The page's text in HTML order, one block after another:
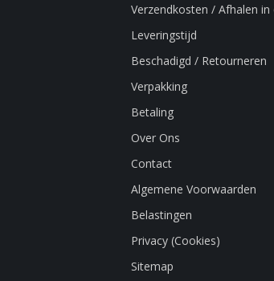
Verzendkosten / Afhalen in
Leveringstijd
Beschadigd / Retourneren
Verpakking
Betaling
Over Ons
Contact
Algemene Voorwaarden
Belastingen
Privacy (Cookies)
Sitemap